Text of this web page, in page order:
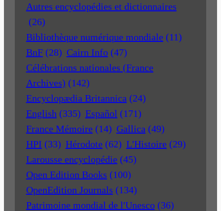
Autres encyclopédies et dictionnaires
(26)
Bibliothèque numérique mondiale (11)
BnF (28) Cairn Info (47)
Célébrations nationales (France
Archives) (142)
Encyclopædia Britannica (24)
English (335) Español (171)
France Mémoire (14) Gallica (49)
HPI (33) Hérodote (62) L'Histoire (29)
Larousse encyclopédie (45)
Open Edition Books (100)
OpenEdition Journals (134)
Patrimoine mondial de l'Unesco (36)